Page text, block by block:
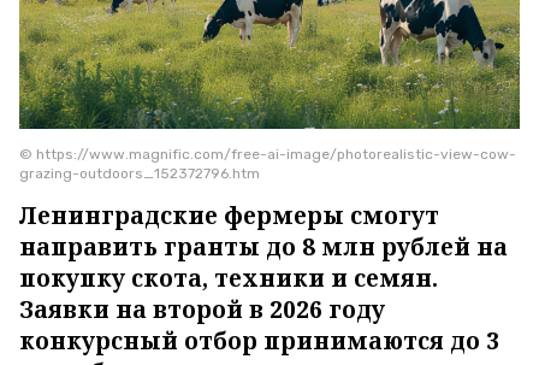
© https://www.magnific.com/free-ai-image/photorealistic-view-cow-
grazing-outdoors_152372796.htm
Ленинградские фермеры смогут
направить гранты до 8 млн рублей на
покупку скота, техники и семян.
Заявки на второй в 2026 году
конкурсный отбор принимаются до 3